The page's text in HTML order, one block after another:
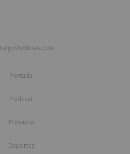
Portada
Podcast
Provincia
Deportes